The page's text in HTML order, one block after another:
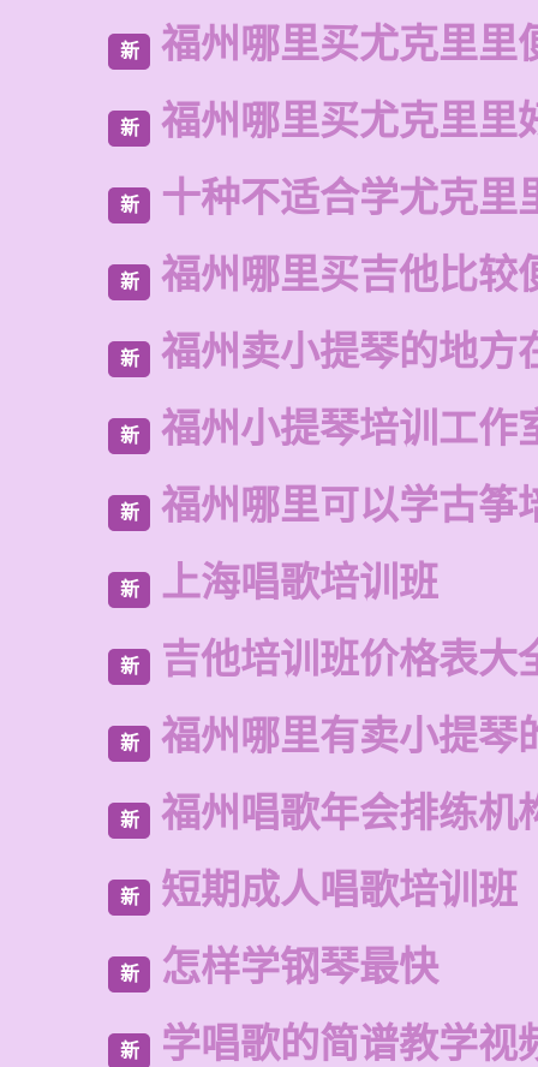
新 福州哪里买尤克里里
新 福州哪里买尤克里里
新 十种不适合学尤克里
新 福州哪里买吉他比较
新 福州卖小提琴的地方
新 福州小提琴培训工作
新 福州哪里可以学古筝
新 上海唱歌培训班
新 吉他培训班价格表大
新 福州哪里有卖小提琴
新 福州唱歌年会排练机
新 短期成人唱歌培训班
新 怎样学钢琴最快
新 学唱歌的简谱教学视